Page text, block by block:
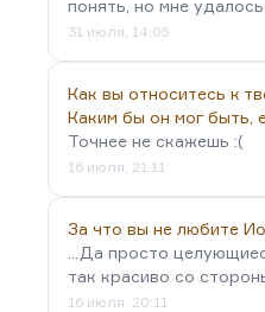
понять, но мне
31 июля, 14:05
Как вы относитесь к
Каким бы он мог быть,
Точнее не скажешь :(
16 июля, 21:11
За что вы не любите
...Да просто
так красиво со
16 июля, 20:11